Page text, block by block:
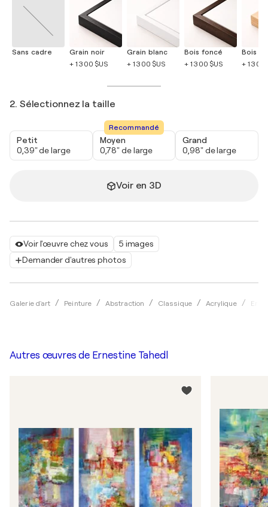
Voir l'œuvre chez vous
5 images
Demander d'autres photos
Galerie d'art Peinture Abstraction Classique Acrylique
Sans cadre
Grain noir
+ 1 300 $US
Grain blanc
+ 1 300 $US
Bois foncé
+ 1 300 $US
Bois
+ 1 300
2. Sélectionnez la taille
Petit
0,39" de large
Recommandé
Moyen
0,78" de large
Grand
0,98" de large
Voir en 3D
Autres œuvres de Ernestine Tahedl